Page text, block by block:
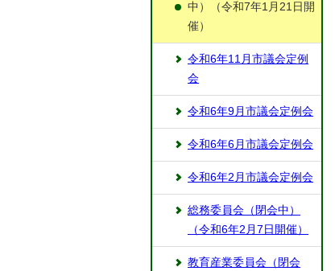
中）（令和7年1月21日開
催）
令和6年11月市議会定例
会
令和6年9月市議会定例会
令和6年6月市議会定例会
令和6年2月市議会定例会
総務委員会（閉会中）
（令和6年2月7日開催）
教育産業委員会（閉会